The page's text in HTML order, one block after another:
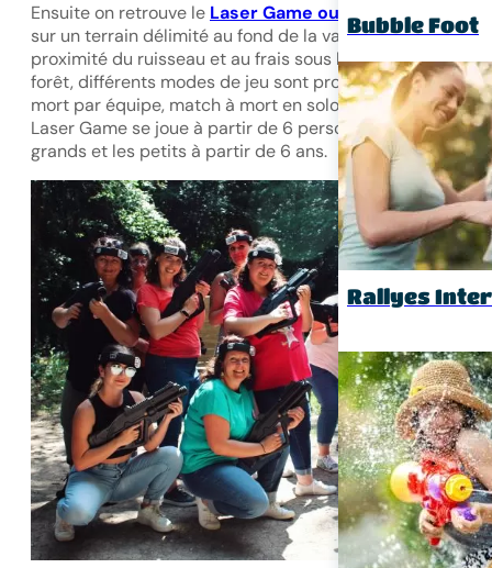
Bubble Foot
Rallyes
Ensuite on retrouve le Laser Game outdoor qui se situe
sur un terrain délimité au fond de la vallée de
proximité du ruisseau et au frais sous les arbres de la
forêt, différents modes de jeu sont proposés : match à
mort par équipe, match à mort en solo, mode zombie… le
Laser Game se joue à partir de 6 personnes pour les
grands et les petits à partir de 6 ans.